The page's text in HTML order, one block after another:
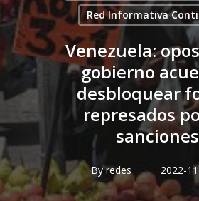
Red Informativa
Venezuela:
gobierno
desbloquear
represados
By redes 2022-